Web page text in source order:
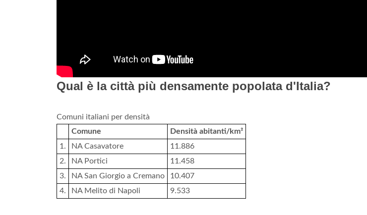
Qual è la città più densamente popolata d'Italia?
Comuni italiani per densità
Comune
Densità abitanti/km²
1.
NA Casavatore
11.886
2.
NA Portici
11.458
3.
NA San Giorgio a Cremano
10.407
4.
NA Melito di Napoli 9.533